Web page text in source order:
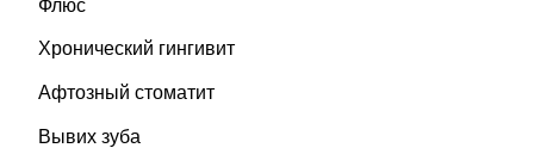
Флюс
Хронический гингивит
Афтозный стоматит
Вывих зуба